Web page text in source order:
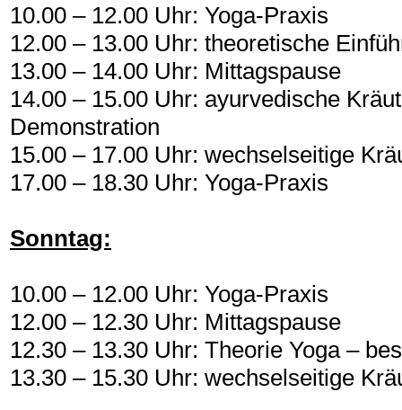
10.00 – 12.00 Uhr: Yoga-Praxis
12.00 – 13.00 Uhr: theoretische
13.00 – 14.00 Uhr: Mittagspause
14.00 – 15.00 Uhr: ayurvedische
Demonstration
15.00 – 17.00 Uhr: wechselseitige
17.00 – 18.30 Uhr: Yoga-Praxis
Sonntag:
10.00 – 12.00 Uhr: Yoga-Praxis
12.00 – 12.30 Uhr: Mittagspause
12.30 – 13.30 Uhr: Theorie Yoga –
13.30 – 15.30 Uhr: wechselseitige